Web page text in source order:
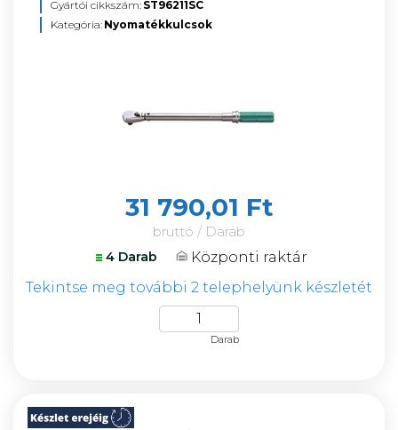
Gyártói cikkszám: ST96211SC
Kategória: Nyomatékkulcsok
31 790,01 Ft
bruttó / Darab
4 Darab
Központi raktár
Tekintse meg további 2 telephelyünk készletét
Darab